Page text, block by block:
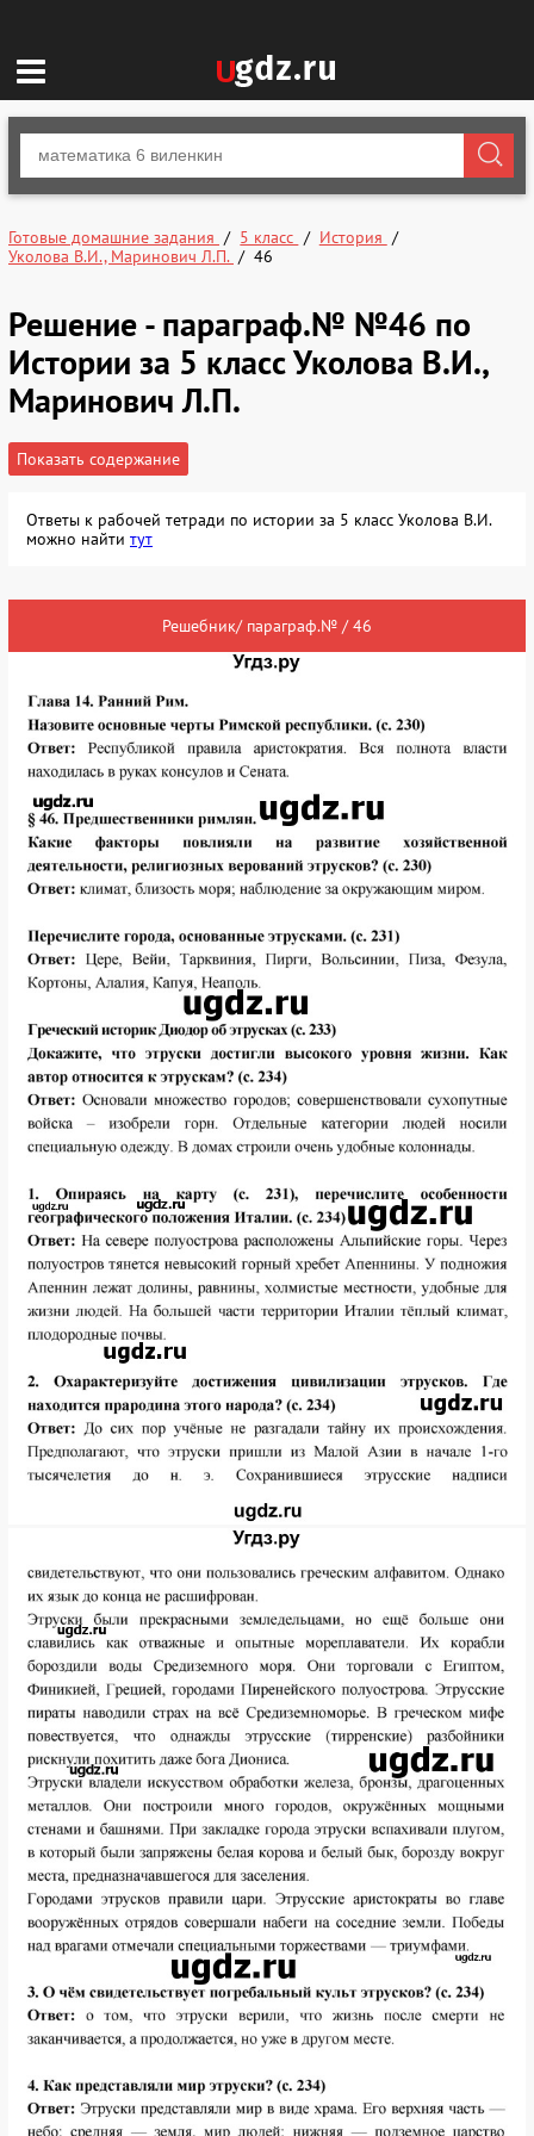
Готовые домашние задания 5 класс
История
Уколова В.И., Маринович Л.П.
46
Решение - параграф.№ №46 по
Истории за 5 класс Уколова В.И.,
Маринович Л.П.
Показать содержание
Ответы к рабочей тетради по истории за 5 класс Уколова В.И.
можно найти тут
Решебник/ параграф.№ / 46